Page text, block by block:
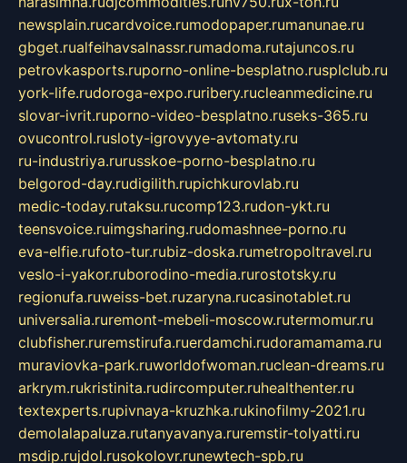
newsplain.rucardvoice.rumodopaper.rumanunae.ru
gbget.rualfeihavsalnassr.rumadoma.rutajuncos.ru
petrovkasports.ruporno-online-besplatno.rusplclub.ru
york-life.rudoroga-expo.ruribery.rucleanmedicine.ru
slovar-ivrit.ruporno-video-besplatno.ruseks-365.ru
ovucontrol.rusloty-igrovyye-avtomaty.ru
ru-industriya.rurusskoe-porno-besplatno.ru
belgorod-day.rudigilith.rupichkurovlab.ru
medic-today.rutaksu.rucomp123.rudon-ykt.ru
teensvoice.ruimgsharing.rudomashnee-porno.ru
eva-elfie.rufoto-tur.rubiz-doska.rumetropoltravel.ru
veslo-i-yakor.ruborodino-media.rurostotsky.ru
regionufa.ruweiss-bet.ruzaryna.rucasinotablet.ru
universalia.ruremont-mebeli-moscow.rutermomur.ru
clubfisher.ruremstirufa.ruerdamchi.rudoramamama.ru
muraviovka-park.ruworldofwoman.ruclean-dreams.ru
arkrym.rukristinita.rudircomputer.ruhealthenter.ru
textexperts.rupivnaya-kruzhka.rukinofilmy-2021.ru
demolalapaluza.rutanyavanya.ruremstir-tolyatti.ru
msdip.rujdol.rusokolovr.runewtech-spb.ru